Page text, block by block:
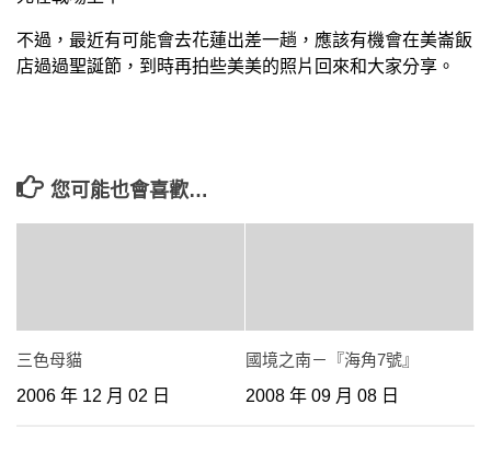
不過，最近有可能會去花蓮出差一趟，應該有機會在美崙飯
店過過聖誕節，到時再拍些美美的照片回來和大家分享。
您可能也會喜歡…
三色母貓
2006 年 12 月 02 日
國境之南－『海角7號』
2008 年 09 月 08 日